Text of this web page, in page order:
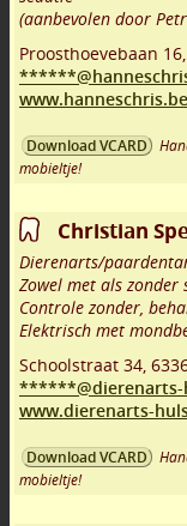
(aanbevolen door
Proosthoevebaan 16
Download VCARD
mobieltje!
Christian
Dierenarts/
Zowel met als zonder
Controle zonder,
Elektrisch met
Schoolstraat 34
******@dierenarts-
www.dierenarts-
Download VCARD
mobieltje!